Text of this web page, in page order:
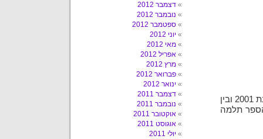
פאול קור היה צייר, סופר ילדים ומאייר ישראלי. הוא נפטר בשנת 2001 ובין
תלמה
דצמבר 2012
נובמבר 2012
ספטמבר 2012
יוני 2012
מאי 2012
אפריל 2012
מרץ 2012
פברואר 2012
ינואר 2012
דצמבר 2011
נובמבר 2011
אוקטובר 2011
אוגוסט 2011
יולי 2011